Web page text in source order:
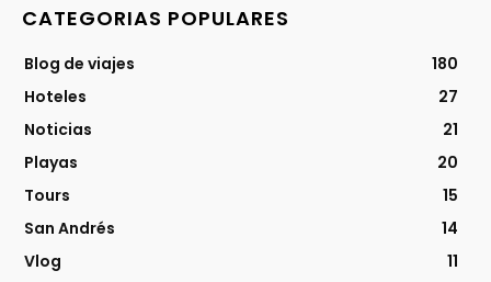
CATEGORIAS POPULARES
Blog de viajes
180
Hoteles
27
Noticias
21
Playas
20
Tours
15
San Andrés
14
Vlog
11